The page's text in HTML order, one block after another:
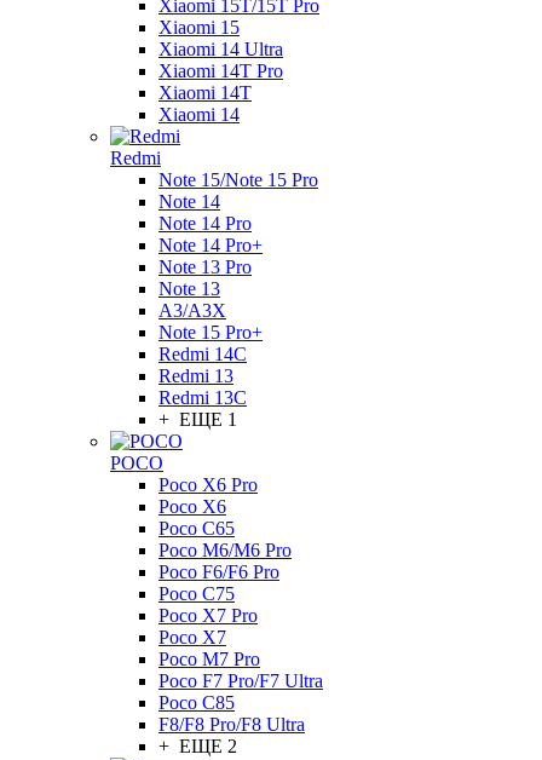
Xiaomi 15T/15T Pro
Xiaomi 15
Xiaomi 14 Ultra
Xiaomi 14T Pro
Xiaomi 14T
Xiaomi 14
Redmi
Note 15/Note 15 Pro
Note 14
Note 14 Pro
Note 14 Pro+
Note 13 Pro
Note 13
A3/A3X
Note 15 Pro+
Redmi 14C
Redmi 13
Redmi 13C
+ ЕЩЕ 1
POCO
Poco X6 Pro
Poco X6
Poco C65
Poco M6/M6 Pro
Poco F6/F6 Pro
Poco C75
Poco X7 Pro
Poco X7
Poco M7 Pro
Poco F7 Pro/F7 Ultra
Poco C85
F8/F8 Pro/F8 Ultra
+ ЕЩЕ 2